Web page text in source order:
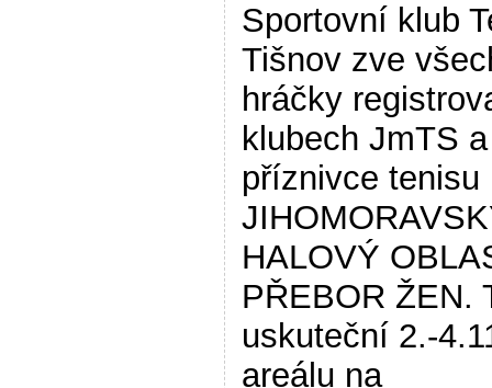
Sportovní klub
Tišnov zve
hráčky
klubech JmTS a
příznivce tenisu
HALOVÝ
PŘEBOR ŽEN.
uskuteční 2.-
areálu na